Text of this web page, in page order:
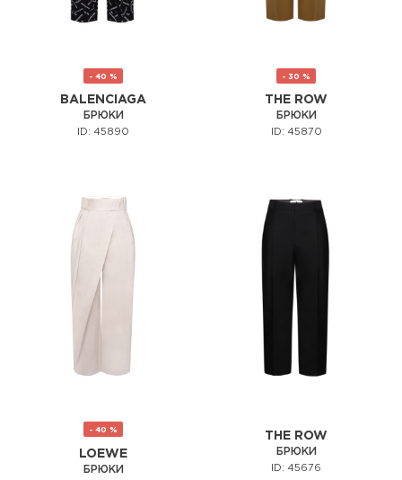
- 40 %
BALENCIAGA
БРЮКИ
ID: 45890
- 30 %
THE ROW
БРЮКИ
ID: 45870
- 40 %
LOEWE
БРЮКИ
THE ROW
БРЮКИ
ID: 45676